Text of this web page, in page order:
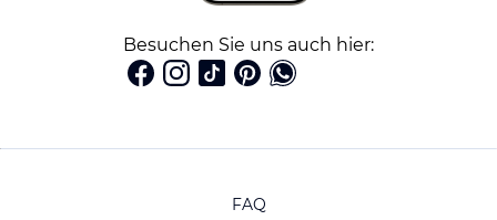
Besuchen Sie uns auch hier:
FAQ